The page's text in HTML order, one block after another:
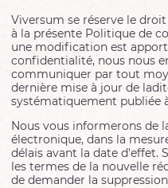
Viversum se réserve le
à la présente Politique de
une modification est
confidentialité, nous nous
communiquer par tout
dernière mise à jour de
systématiquement publiée
Nous vous informerons de
électronique, dans la
délais avant la date d’effet.
les termes de la nouvelle
de demander la